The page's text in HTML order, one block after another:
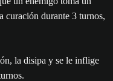
curación durante 3 turnos,
la disipa y se le inflige